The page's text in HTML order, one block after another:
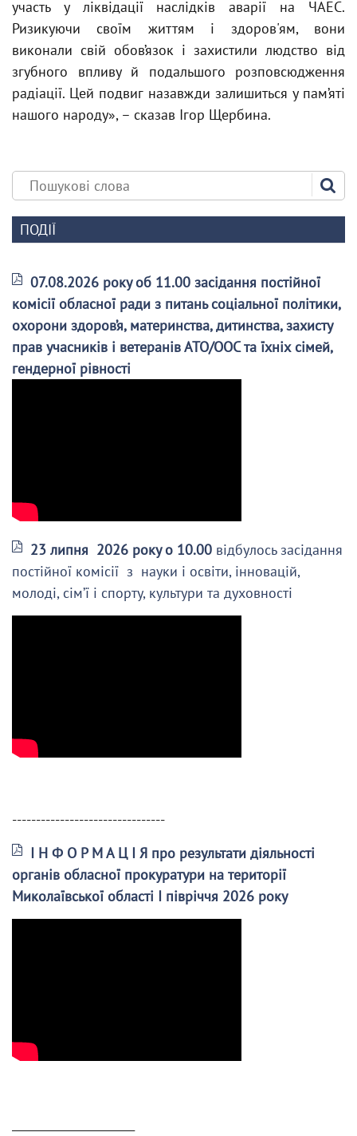
участь у ліквідації наслідків аварії на ЧАЕС.
Ризикуючи своїм життям і здоров'ям, вони
виконали свій обов’язок і захистили людство від
згубного впливу й подальшого розповсюдження
радіації. Цей подвиг назавжди залишиться у пам’яті
нашого народу», – сказав Ігор Щербина.
ПОДІЇ
07.08.2026 року об 11.00 засідання постійної
комісії обласної ради з питань соціальної політики,
охорони здоров’я, материнства, дитинства, захисту
прав учасників і ветеранів АТО/ООС та їхніх сімей,
гендерної рівності
23 липня 2026 року о 10.00 відбулось засідання
постійної комісії з науки і освіти, інновацій,
молоді, сім’ї і спорту, культури та духовності
--------------------------------
І Н Ф О Р М А Ц І Я про результати діяльності
органів обласної прокуратури на території
Миколаївської області І півріччя 2026 року